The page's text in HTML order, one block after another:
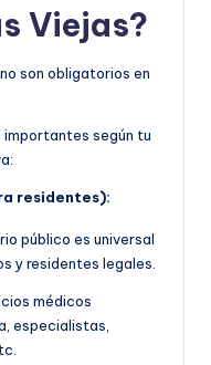
Viejas?
son obligatorios en
importantes según tu
residentes):
público es universal
y residentes legales.
médicos
especialistas,